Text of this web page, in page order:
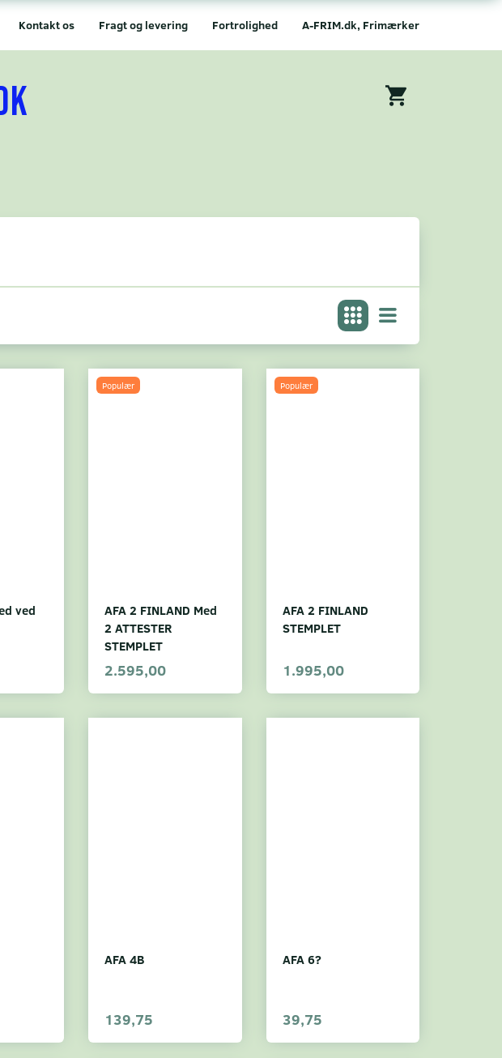
A-FRIM.dk, Frimærker
Fortrolighed
Fragt og levering
Kontakt os
ved
Populær
AFA 2 FINLAND Med
2 ATTESTER
STEMPLET
2.595,00
Populær
AFA 2 FINLAND
STEMPLET
1.995,00
AFA 4B
139,75
AFA 6?
39,75